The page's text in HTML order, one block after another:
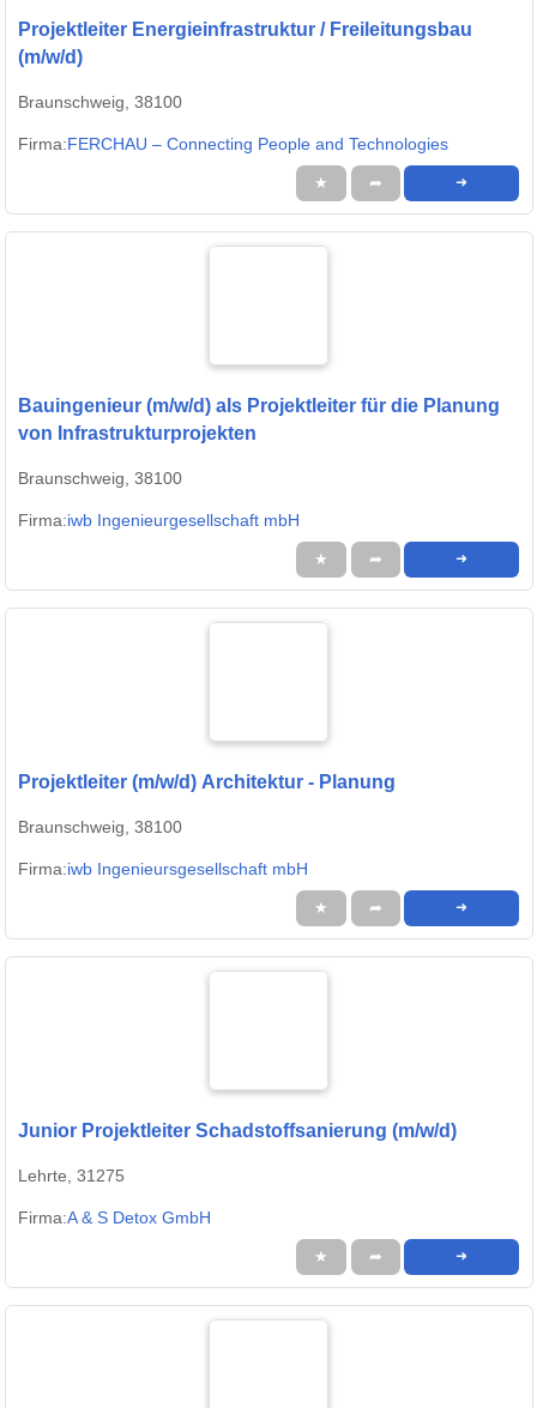
Projektleiter Energieinfrastruktur / Freileitungsbau
(m/w/d)
Braunschweig, 38100
Firma:FERCHAU – Connecting People and Technologies
★ ➦ ➜
Bauingenieur (m/w/d) als Projektleiter für die Planung
von Infrastrukturprojekten
Braunschweig, 38100
Firma:iwb Ingenieurgesellschaft mbH
★ ➦ ➜
Projektleiter (m/w/d) Architektur - Planung
Braunschweig, 38100
Firma:iwb Ingenieursgesellschaft mbH
★ ➦ ➜
Junior Projektleiter Schadstoffsanierung (m/w/d)
Lehrte, 31275
Firma:A & S Detox GmbH
★ ➦ ➜